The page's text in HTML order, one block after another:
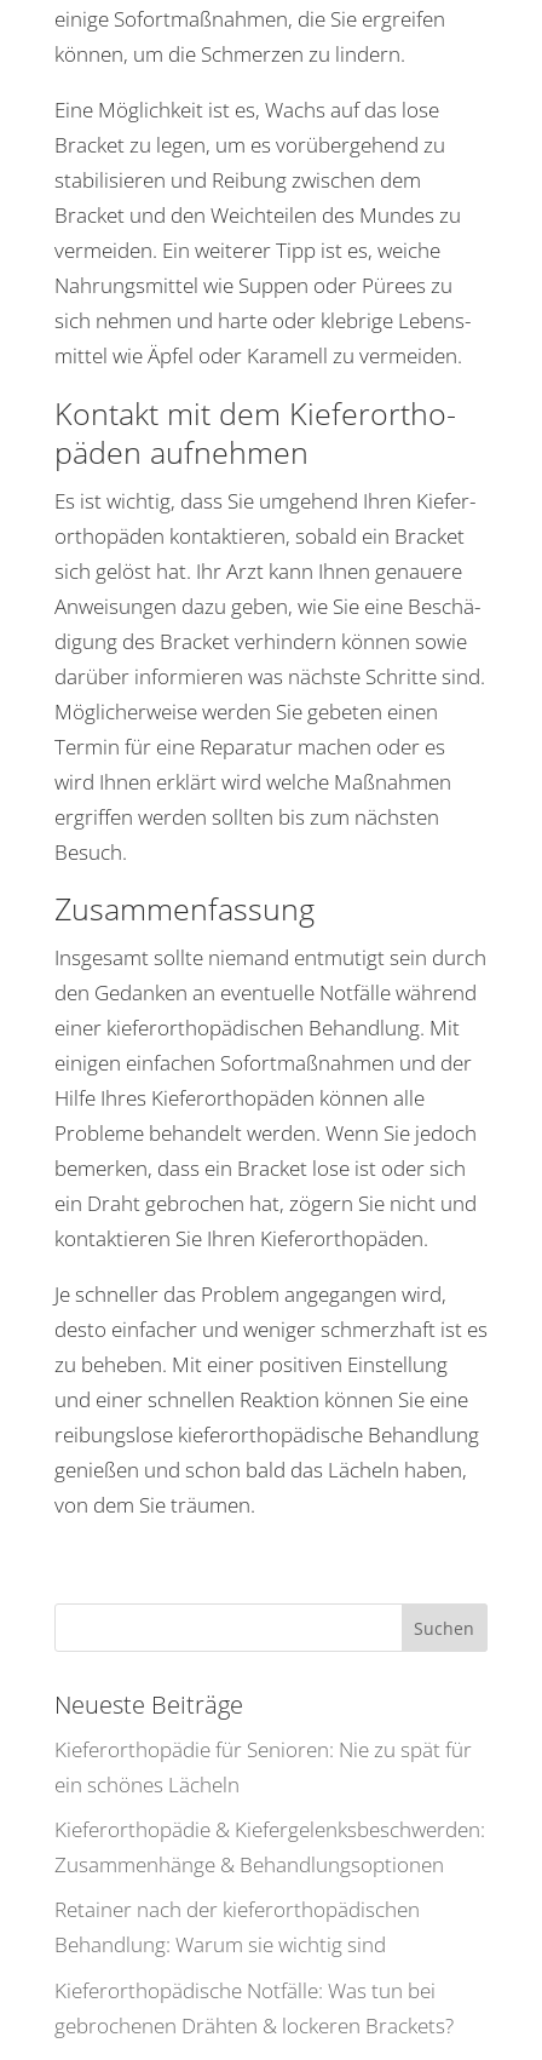
einige Sofort­maß­nahmen, die Sie ergreifen
können, um die Schmerzen zu lindern.
Eine Möglich­keit ist es, Wachs auf das lose
Bracket zu legen, um es vorüber­ge­hend zu
stabi­li­sieren und Reibung zwischen dem
Bracket und den Weich­teilen des Mundes zu
vermeiden. Ein weiterer Tipp ist es, weiche
Nahrungs­mittel wie Suppen oder Pürees zu
sich nehmen und harte oder kleb­rige Lebens­
mittel wie Äpfel oder Kara­mell zu vermeiden.
Kontakt mit dem Kiefer­or­tho­
päden aufnehmen
Es ist wichtig, dass Sie umge­hend Ihren Kiefer­
or­tho­päden kontak­tieren, sobald ein Bracket
sich gelöst hat. Ihr Arzt kann Ihnen genauere
Anwei­sungen dazu geben, wie Sie eine Beschä­
di­gung des Bracket verhin­dern können sowie
darüber infor­mieren was nächste Schritte sind.
Mögli­cher­weise werden Sie gebeten einen
Termin für eine Repa­ratur machen oder es
wird Ihnen erklärt wird welche Maßnahmen
ergriffen werden sollten bis zum nächsten
Besuch.
Zusam­men­fas­sung
Insge­samt sollte niemand entmu­tigt sein durch
den Gedanken an even­tu­elle Notfälle während
einer kiefer­or­tho­pä­di­schen Behand­lung. Mit
einigen einfa­chen Sofort­maß­nahmen und der
Hilfe Ihres Kiefer­or­tho­päden können alle
Probleme behan­delt werden. Wenn Sie jedoch
bemerken, dass ein Bracket lose ist oder sich
ein Draht gebro­chen hat, zögern Sie nicht und
kontak­tieren Sie Ihren Kieferorthopäden.
Je schneller das Problem ange­gangen wird,
desto einfa­cher und weniger schmerz­haft ist es
zu beheben. Mit einer posi­tiven Einstel­lung
und einer schnellen Reak­tion können Sie eine
reibungs­lose kiefer­or­tho­pä­di­sche Behand­lung
genießen und schon bald das Lächeln haben,
von dem Sie träumen.
Neueste Beiträge
Kiefer­or­tho­pädie für Senioren: Nie zu spät für
ein schönes Lächeln
Kiefer­or­tho­pädie & Kiefer­ge­lenks­be­schwerden:
Zusam­men­hänge & Behandlungsoptionen
Retainer nach der kiefer­or­tho­pä­di­schen
Behand­lung: Warum sie wichtig sind
Kiefer­or­tho­pä­di­sche Notfälle: Was tun bei
gebro­chenen Drähten & lockeren Brackets?